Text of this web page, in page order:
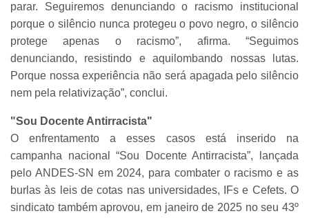
parar. Seguiremos denunciando o racismo institucional
porque o silêncio nunca protegeu o povo negro, o silêncio
protege apenas o racismo”, afirma. “Seguimos
denunciando, resistindo e aquilombando nossas lutas.
Porque nossa experiência não será apagada pelo silêncio
nem pela relativização”, conclui.
"Sou Docente Antirracista"
O enfrentamento a esses casos está inserido na
campanha nacional “Sou Docente Antirracista”, lançada
pelo ANDES-SN em 2024, para combater o racismo e as
burlas às leis de cotas nas universidades, IFs e Cefets. O
sindicato também aprovou, em janeiro de 2025 no seu 43º